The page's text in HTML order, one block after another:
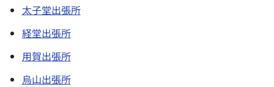
太子堂出張所
経堂出張所
用賀出張所
烏山出張所